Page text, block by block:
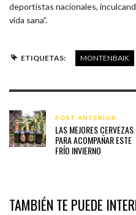
deportistas nacionales,
vida sana”.
ETIQUETAS: MONTENBAIK
POST ANTERIOR
LAS MEJORES CERVEZAS
PARA ACOMPAÑAR ESTE
FRÍO INVIERNO
TAMBIÉN TE PUEDE